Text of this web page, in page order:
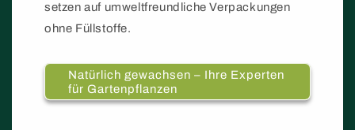
setzen auf umweltfreundliche Verpackungen
ohne Füllstoffe.
Natürlich gewachsen – Ihre Experten
für Gartenpflanzen